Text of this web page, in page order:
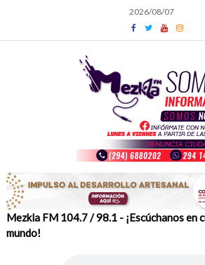
content
2026/08/07
Mezkla FM 104.7 / 98.1 - ¡Escúchanos en
mundo!